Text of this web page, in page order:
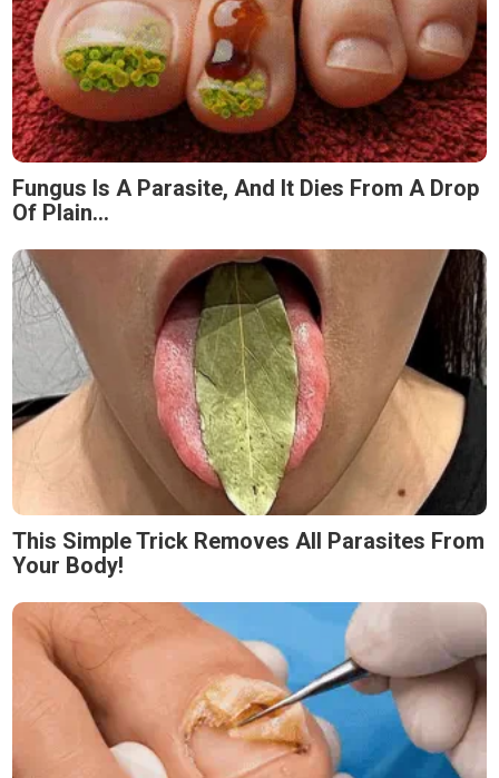
Fungus Is A Parasite, And It Dies From A Drop
Of Plain...
This Simple Trick Removes All Parasites From
Your Body!